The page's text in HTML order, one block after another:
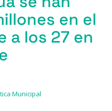
en el
a los 27 en
Municipal